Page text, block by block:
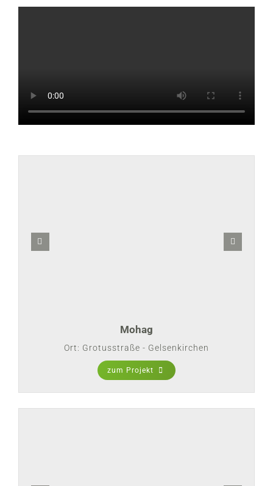
Mohag
Ort: Grotusstraße - Gelsenkirchen
zum Projekt